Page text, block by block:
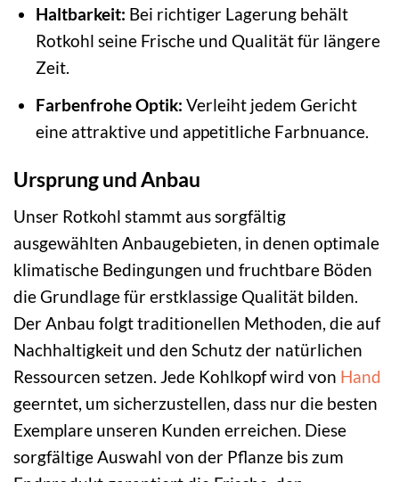
Haltbarkeit: Bei richtiger Lagerung behält
Rotkohl seine Frische und Qualität für längere
Zeit.
Farbenfrohe Optik: Verleiht jedem Gericht
eine attraktive und appetitliche Farbnuance.
Ursprung und Anbau
Unser Rotkohl stammt aus sorgfältig
ausgewählten Anbaugebieten, in denen optimale
klimatische Bedingungen und fruchtbare Böden
die Grundlage für erstklassige Qualität bilden.
Der Anbau folgt traditionellen Methoden, die auf
Nachhaltigkeit und den Schutz der natürlichen
Ressourcen setzen. Jede Kohlkopf wird von Hand
geerntet, um sicherzustellen, dass nur die besten
Exemplare unseren Kunden erreichen. Diese
sorgfältige Auswahl von der Pflanze bis zum